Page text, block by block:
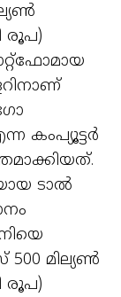
രൂപ)
കംപ്യൂട്ടര്‍
ടാല്‍
മില്യണ്‍
രൂപ)